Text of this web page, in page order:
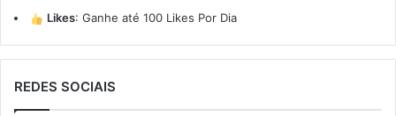
Likes: Ganhe até 100 Likes Por Dia
REDES SOCIAIS